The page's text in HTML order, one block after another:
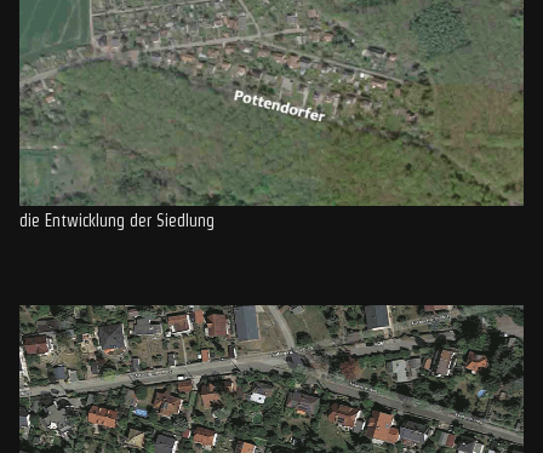
die Entwicklung der Siedlung